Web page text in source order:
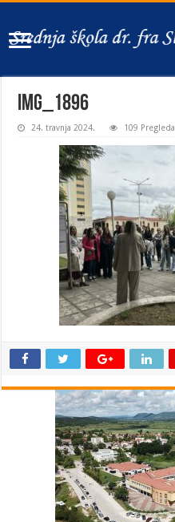
IMG_1896
24. travnja 2024. 109 Pregleda